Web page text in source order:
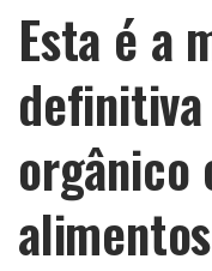
Esta é a
orgânico
alimentos